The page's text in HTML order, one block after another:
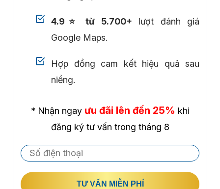
4.9⭐ từ 5.700+ lượt đánh giá
Google Maps.
Hợp đồng cam kết hiệu quả sau
niềng.
* Nhận ngay ưu đãi lên đến 25% khi
đăng ký tư vấn trong tháng 8
TƯ VẤN MIỄN PHÍ